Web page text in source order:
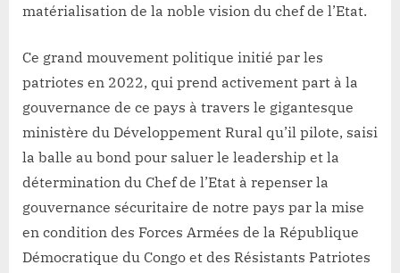
matérialisation de la noble vision du chef de l’Etat.
Ce grand mouvement politique initié par les
patriotes en 2022, qui prend activement part à la
gouvernance de ce pays à travers le gigantesque
ministère du Développement Rural qu’il pilote, saisi
la balle au bond pour saluer le leadership et la
détermination du Chef de l’Etat à repenser la
gouvernance sécuritaire de notre pays par la mise
en condition des Forces Armées de la République
Démocratique du Congo et des Résistants Patriotes